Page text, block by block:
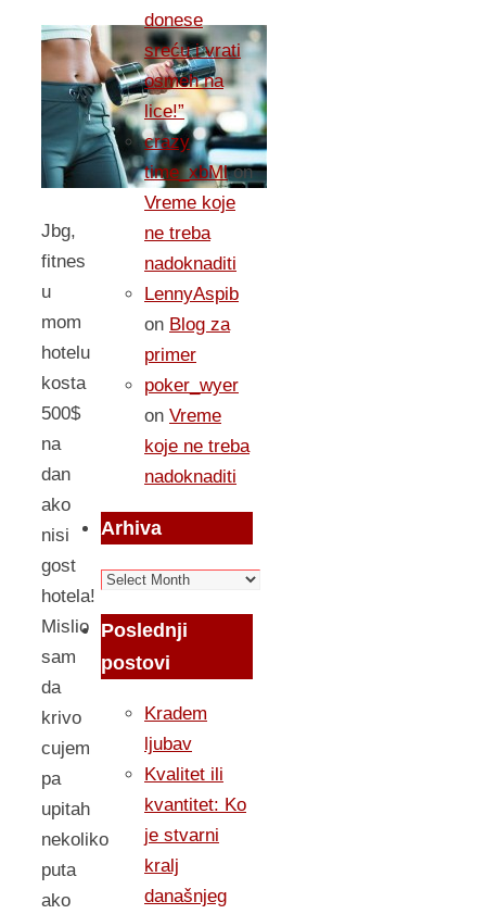
Jbg,
fitnes
u
mom
hotelu
kosta
500$
na
dan
ako
nisi
gost
hotela!
Mislio
sam
da
krivo
cujem
pa
upitah
nekoliko
puta
ako
donese
sreću i vrati
osmeh na
lice!”
crazy
time_xbMlon
Vreme koje
ne treba
nadoknaditi
LennyAspib
on Blog za
primer
poker_wyer
on Vreme
koje ne treba
nadoknaditi
Arhiva
Arhiva
Poslednji
postovi
Kradem
ljubav
Kvalitet ili
kvantitet: Ko
je stvarni
kralj
današnjeg